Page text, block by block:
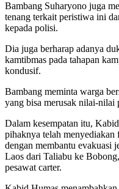
Bambang Suharyono juga
tenang terkait peristiwa ini
kepada polisi.
Dia juga berharap adanya
kamtibmas pada tahapan
kondusif.
Bambang meminta warga
yang bisa merusak nilai-nilai
Dalam kesempatan itu,
pihaknya telah
dengan membantu evakuasi
Laos dari Taliabu ke
pesawat carter.